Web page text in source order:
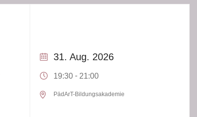
31. Aug. 2026
19:30 - 21:00
PädArT-Bildungsakademie